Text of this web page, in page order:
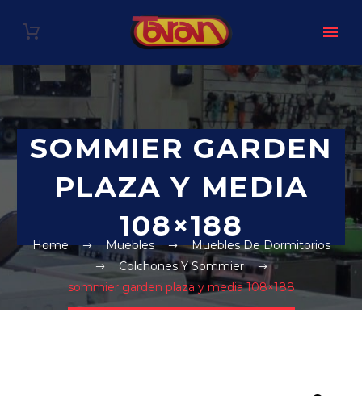
SOMMIER GARDEN
PLAZA Y MEDIA
108×188
Home Muebles
Muebles De Dormitorios
Colchones Y Sommier
sommier garden plaza y media 108×188